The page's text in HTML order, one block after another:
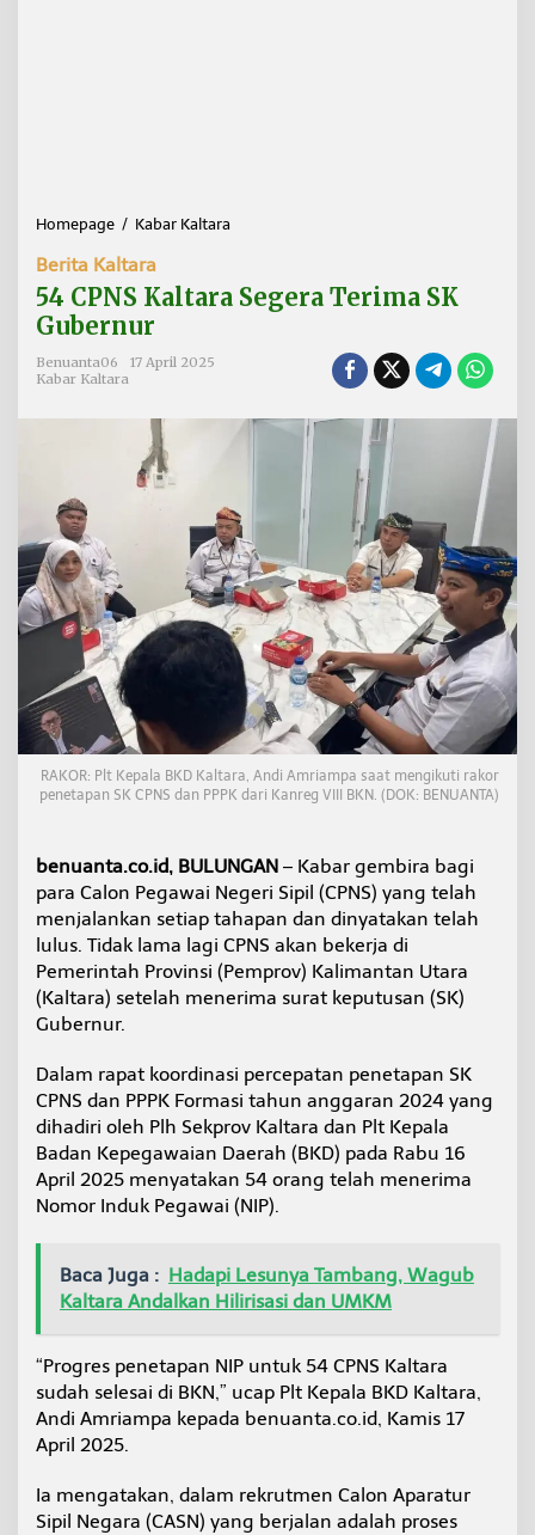
Homepage / Kabar Kaltara
N
t
e
g
e
r
a
T
e
m
a
K
G
e
r
n
r
Berita Kaltara
54 CPNS Kaltara Segera Terima SK
Gubernur
Benuanta06
17 April 2025
Kabar Kaltara
RAKOR: Plt Kepala BKD Kaltara, Andi Amriampa saat mengikuti rakor
penetapan SK CPNS dan PPPK dari Kanreg VIII BKN. (DOK: BENUANTA)
benuanta.co.id, BULUNGAN – Kabar gembira bagi
para Calon Pegawai Negeri Sipil (CPNS) yang telah
menjalankan setiap tahapan dan dinyatakan telah
lulus. Tidak lama lagi CPNS akan bekerja di
Pemerintah Provinsi (Pemprov) Kalimantan Utara
(Kaltara) setelah menerima surat keputusan (SK)
Gubernur.
Dalam rapat koordinasi percepatan penetapan SK
CPNS dan PPPK Formasi tahun anggaran 2024 yang
dihadiri oleh Plh Sekprov Kaltara dan Plt Kepala
Badan Kepegawaian Daerah (BKD) pada Rabu 16
April 2025 menyatakan 54 orang telah menerima
Nomor Induk Pegawai (NIP).
Baca Juga : Hadapi Lesunya Tambang, Wagub
Kaltara Andalkan Hilirisasi dan UMKM
“Progres penetapan NIP untuk 54 CPNS Kaltara
sudah selesai di BKN,” ucap Plt Kepala BKD Kaltara,
Andi Amriampa kepada benuanta.co.id, Kamis 17
April 2025.
Ia mengatakan, dalam rekrutmen Calon Aparatur
Sipil Negara (CASN) yang berjalan adalah proses